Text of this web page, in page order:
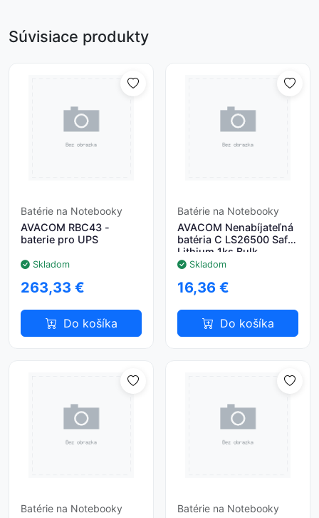
Súvisiace produkty
Batérie na Notebooky
AVACOM RBC43 -
baterie pro UPS
Skladom
263,33 €
Do košíka
Batérie na Notebooky
AVACOM Nenabíjateľná
batéria C LS26500 Saft
Lithium 1ks Bulk
Skladom
16,36 €
Do košíka
Batérie na Notebooky
Batérie na Notebooky